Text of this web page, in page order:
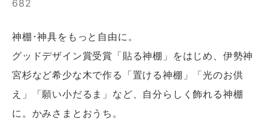
682
神棚･神具をもっと自由に。
グッドデザイン賞受賞「貼る神棚」をはじめ、伊勢神
宮杉など希少な木で作る「置ける神棚」「光のお供
え」「願い小だるま」など、自分らしく飾れる神棚
に。かみさまとおうち。